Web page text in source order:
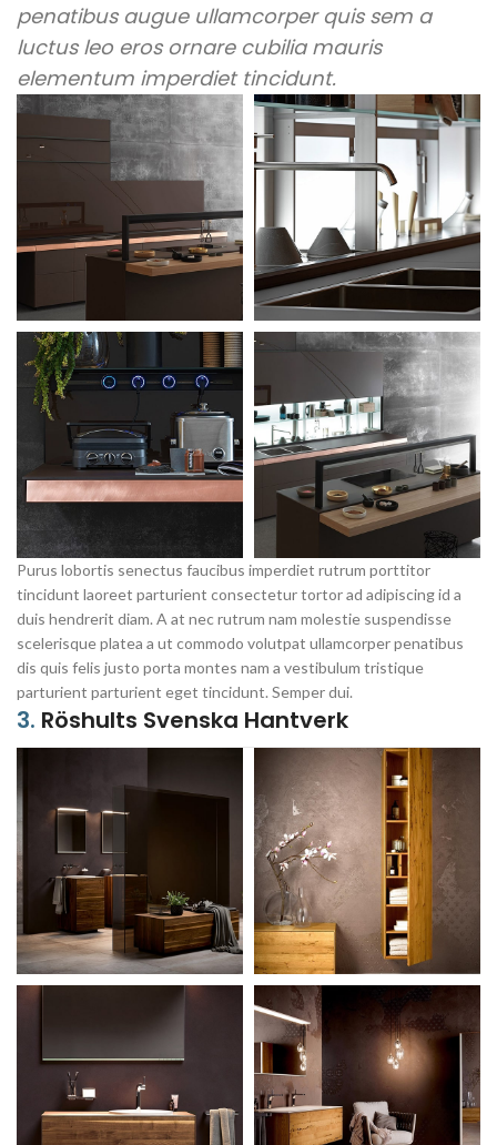
penatibus augue ullamcorper quis sem a
luctus leo eros ornare cubilia mauris
elementum imperdiet tincidunt.
Purus lobortis senectus faucibus imperdiet rutrum porttitor
tincidunt laoreet parturient consectetur tortor ad adipiscing id a
duis hendrerit diam. A at nec rutrum nam molestie suspendisse
scelerisque platea a ut commodo volutpat ullamcorper penatibus
dis quis felis justo porta montes nam a vestibulum tristique
parturient parturient eget tincidunt. Semper dui.
3. Röshults Svenska Hantverk